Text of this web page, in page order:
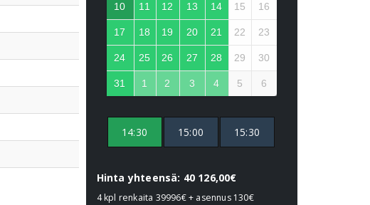
10 11 12 13 14 15 16
17 18 19 20 21 22 23
24 25 26 27 28 29 30
31 1 2 3 4 5 6
14:30 15:00 15:30
Hinta yhteensä: 40 126,00€
4 kpl renkaita 39996€+ asennus 130€